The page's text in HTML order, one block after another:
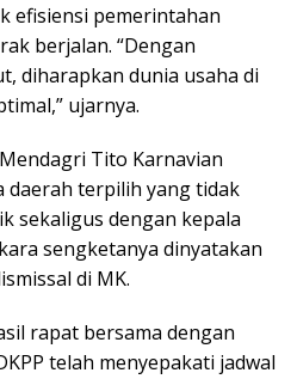
efisiensi pemerintahan
berjalan. “Dengan
diharapkan dunia usaha di
ujarnya.
Tito Karnavian
daerah terpilih yang tidak
sekaligus dengan kepala
sengketanya dinyatakan
di MK.
rapat bersama dengan
telah menyepakati jadwal